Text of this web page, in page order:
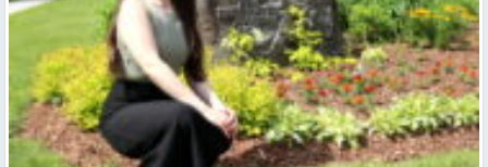
Pārgaujiete Līva Irkle – jauniete ar stabilu pamatu un mērķtiecīgu
skatu nākotnē